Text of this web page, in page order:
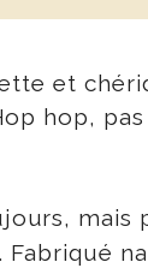
et
hop,
mais